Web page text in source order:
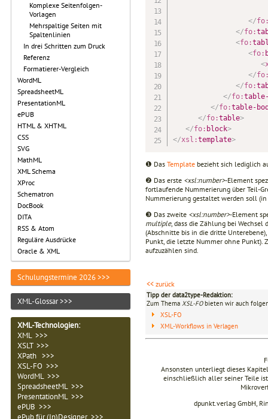
Komplexe Seitenfolgen-
Vorlagen
Mehrspaltige Seiten mit
Spaltenlinien
In drei Schritten zum Druck
Referenz
Formatierer-Vergleich
WordML
SpreadsheetML
PresentationML
ePUB
HTML & XHTML
CSS
SVG
MathML
XML Schema
XProc
Schematron
DocBook
DITA
RSS & Atom
Reguläre Ausdrücke
Oracle & XML
Schulungstermine 2026 >>>
XML-Glossar >>>
XML-Technologien:
XML >>>
XSLT >>>
XPath >>>
XSL-FO >>>
WordML >>>
SpreadsheetML >>>
PresentationML >>>
ePUB >>>
ePub für (In)Designer >>>
</
</fo:
<fo:
<fo:
<
</
</fo:
</fo:
</fo:table-
</fo:table>
</fo: block>
</xsl:template>
❶ Das Template bezieht sich lediglich
❷ Das erste <xsl:number>-Element
fortlaufende Nummerierung über Teil-
Nummerierung gestaltet werden soll
❸ Das zweite <xsl:number>-Element
multiple, dass die Zählung bei
(Abschnitte bis in die dritte
Punkt, die letzte Nummer ohne Punkt).
aufzuzählen sind.
<< zurück
Tipp der data2type-Redaktion:
Zum Thema XSL-FObieten wir auch
XSL-FO
XML-Workflows in Verlagen
Ansonsten unterliegt dieses
einschließlich aller seiner Teile
dpunkt.verlag GmbH,